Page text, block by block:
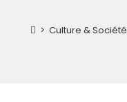
> Culture & Société